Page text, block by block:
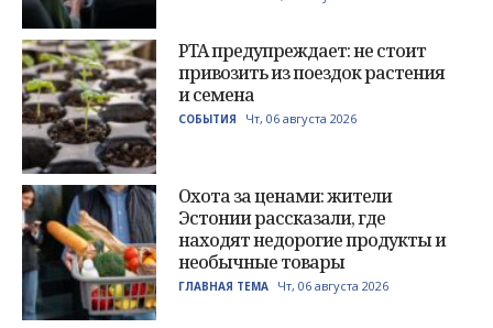
PTA предупреждает: не стоит
привозить из поездок растения
и семена
СОБЫТИЯ Чт, 06 августа 2026
Охота за ценами: жители
Эстонии рассказали, где
находят недорогие продукты и
необычные товары
ГЛАВНАЯ ТЕМА Чт, 06 августа 2026